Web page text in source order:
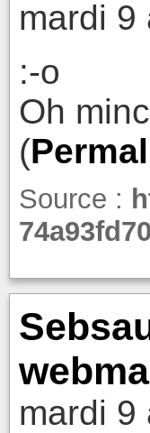
mardi 9
:-o
Oh
(
Source :
mardi 9